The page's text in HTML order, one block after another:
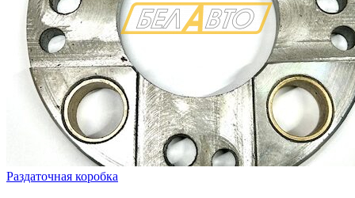
Раздаточная коробка